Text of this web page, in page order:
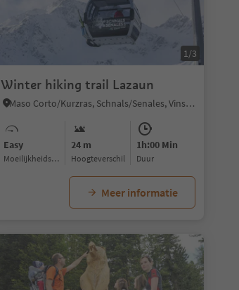
1/3
Winter hiking trail Lazaun
Maso Corto/Kurzras, Schnals/Senales, Vinschgau/Val Venosta
Easy
Moeilijkheidsgraad
24 m
Hoogteverschil
1h:00 Min
Duur
Meer informatie